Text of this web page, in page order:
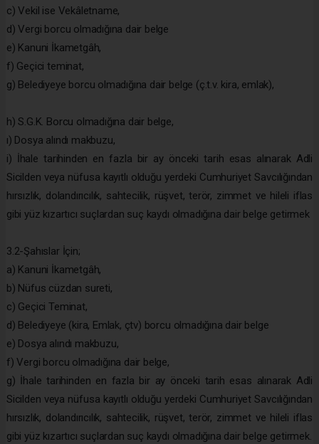
c) Vekil ise Vekâletname,
d) Vergi borcu olmadığına dair belge
e) Kanuni İkametgâh,
f) Geçici teminat,
g) Belediyeye borcu olmadığına dair belge (ç.t.v. kira, emlak),
h) S.G.K. Borcu olmadığına dair belge,
ı) Dosya alındı makbuzu,
i) İhale tarihinden en fazla bir ay önceki tarih esas alınarak Adli
Sicilden veya nüfusa kayıtlı olduğu yerdeki Cumhuriyet Savcılığından
hırsızlık, dolandırıcılık, sahtecilik, rüşvet, terör, zimmet ve hileli iflas
gibi yüz kızartıcı suçlardan suç kaydı olmadığına dair belge getirmek
3.2-Şahıslar İçin;
a) Kanuni İkametgâh,
b) Nüfus cüzdan sureti,
c) Geçici Teminat,
d) Belediyeye (kira, Emlak, çtv) borcu olmadığına dair belge
e) Dosya alındı makbuzu,
f) Vergi borcu olmadığına dair belge,
g) İhale tarihinden en fazla bir ay önceki tarih esas alınarak Adli
Sicilden veya nüfusa kayıtlı olduğu yerdeki Cumhuriyet Savcılığından
hırsızlık, dolandırıcılık, sahtecilik, rüşvet, terör, zimmet ve hileli iflas
gibi yüz kızartıcı suçlardan suç kaydı olmadığına dair belge getirmek.